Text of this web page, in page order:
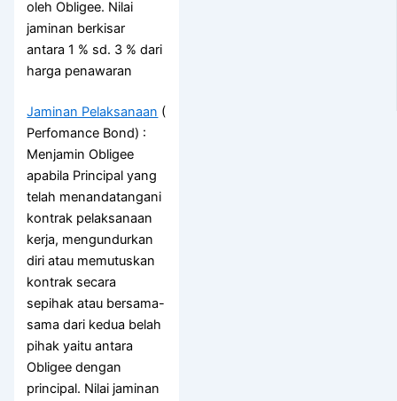
oleh Obligee. Nilai
jaminan berkisar
antara 1 % sd. 3 % dari
harga penawaran
Jaminan Pelaksanaan (
Perfomance Bond) :
Menjamin Obligee
apabila Principal yang
telah menandatangani
kontrak pelaksanaan
kerja, mengundurkan
diri atau memutuskan
kontrak secara
sepihak atau bersama-
sama dari kedua belah
pihak yaitu antara
Obligee dengan
principal. Nilai jaminan